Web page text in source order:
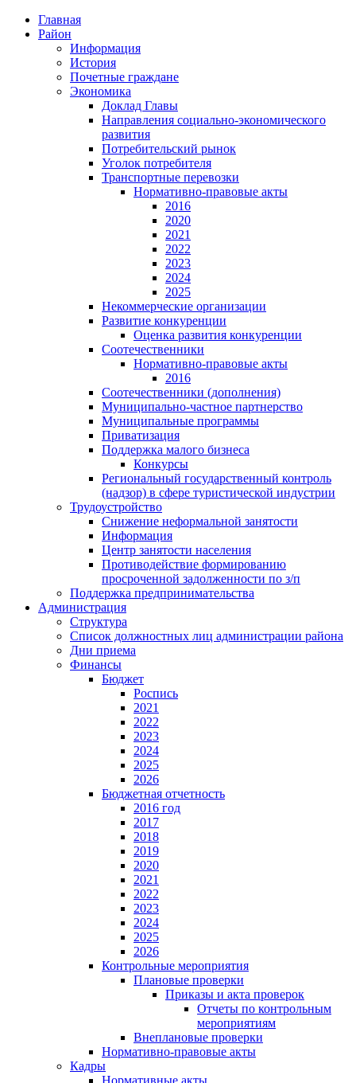
Главная
Район
Информация
История
Почетные граждане
Экономика
Доклад Главы
Направления социально-экономического
развития
Потребительский рынок
Уголок потребителя
Транспортные перевозки
Нормативно-правовые акты
2016
2020
2021
2022
2023
2024
2025
Некоммерческие организации
Развитие конкуренции
Оценка развития конкуренции
Соотечественники
Нормативно-правовые акты
2016
Соотечественники (дополнения)
Муниципально-частное партнерство
Муниципальные программы
Приватизация
Поддержка малого бизнеса
Конкурсы
Региональный государственный контроль
(надзор) в сфере туристической индустрии
Трудоустройство
Снижение неформальной занятости
Информация
Центр занятости населения
Противодействие формированию
просроченной задолженности по з/п
Поддержка предпринимательства
Администрация
Структура
Список должностных лиц администрации района
Дни приема
Финансы
Бюджет
Роспись
2021
2022
2023
2024
2025
2026
Бюджетная отчетность
2016 год
2017
2018
2019
2020
2021
2022
2023
2024
2025
2026
Контрольные мероприятия
Плановые проверки
Приказы и акта проверок
Отчеты по контрольным
мероприятиям
Внеплановые проверки
Нормативно-правовые акты
Кадры
Нормативные акты